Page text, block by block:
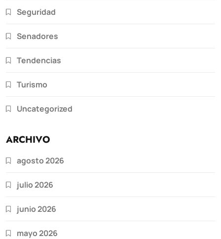
Seguridad
Senadores
Tendencias
Turismo
Uncategorized
ARCHIVO
agosto 2026
julio 2026
junio 2026
mayo 2026